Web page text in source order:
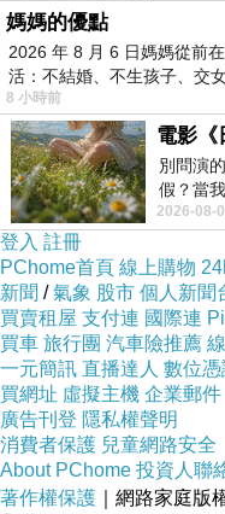
媽媽的優點
2026 年 8 月 6 日媽媽從前
活：不結婚、不生孩子、交
湖⋯⋯，
8 小時前
別問演
假？當
真的。
2026-08-
登入 註冊
PChome首頁 線上購物
新聞 /氣象 股市 個人新聞
買賣租屋 支付連 國際連
買車 旅行團 汽車險推薦
一元簡訊 直播達人 數位憑
買網址 虛擬主機 企業郵件
廣告刊登 隱私權聲明
消費者保護 兒童網路安全
About PChome 投資人聯
著作權保護 ｜網路家庭版